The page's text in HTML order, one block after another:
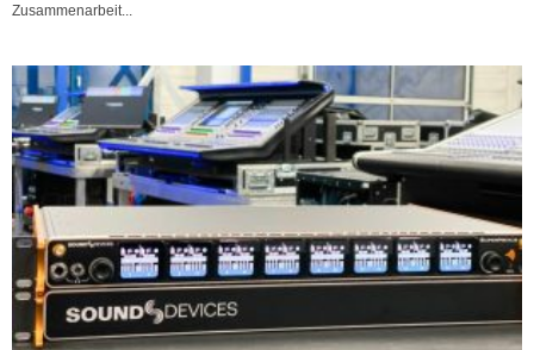
Zusammenarbeit...